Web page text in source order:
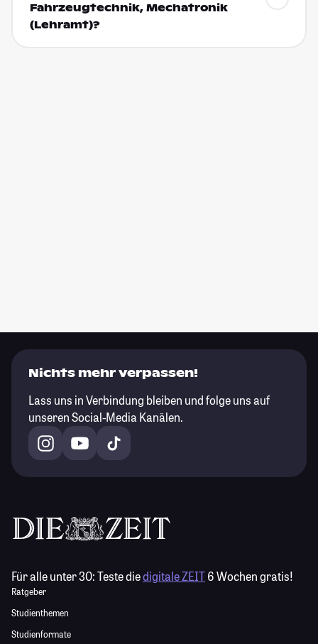
Fahrzeugtechnik, Mechatronik
(Lehramt)?
Nichts mehr verpassen!
Lass uns in Verbindung bleiben und folge uns auf
unseren Social-Media Kanälen.
Für alle unter 30:Teste diedigitale ZEIT6 Wochen gratis!
Ratgeber
Studienthemen
Studienformate